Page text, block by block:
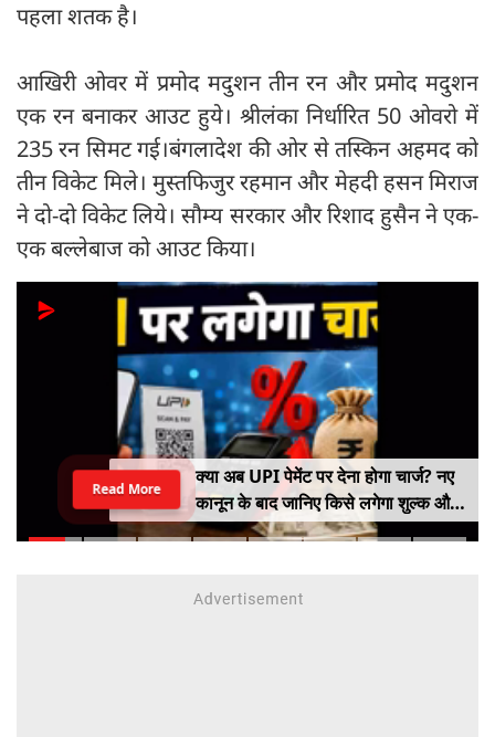
पहला शतक है।
आखिरी ओवर में प्रमोद मदुशन तीन रन और प्रमोद मदुशन
एक रन बनाकर आउट हुये। श्रीलंका निर्धारित 50 ओवरो में
235 रन सिमट गई।बंगलादेश की ओर से तस्किन अहमद को
तीन विकेट मिले। मुस्तफिजुर रहमान और मेहदी हसन मिराज
ने दो-दो विकेट लिये। सौम्य सरकार और रिशाद हुसैन ने एक-
एक बल्लेबाज को आउट किया।
क्या अब UPI पेमेंट पर देना होगा चार्ज? नए
कानून के बाद जानिए किसे लगेगा शुल्क और
किसे नहीं
Read More